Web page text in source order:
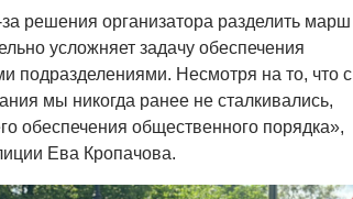
решения организатора разделить марш
усложняет задачу обеспечения
подразделениями. Несмотря на то, что с
мы никогда ранее не сталкивались,
обеспечения общественного порядка»,
Ева Кропачова.